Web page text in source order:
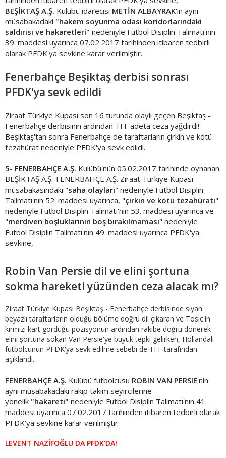
BEŞİKTAŞ A.Ş. Kulübü idarecisi METİN ALBAYRAK'ın aynı
müsabakadaki "hakem soyunma odası koridorlarındaki
saldırısı ve hakaretleri" nedeniyle Futbol Disiplin Talimatı'nın
39. maddesi uyarınca 07.02.2017 tarihinden itibaren tedbirli
olarak PFDK'ya sevkine karar verilmiştir.
Fenerbahçe Beşiktaş derbisi sonrası
PFDK'ya sevk edildi
Ziraat Türkiye Kupası son 16 turunda olaylı geçen Beşiktaş -
Fenerbahçe derbisinin ardından TFF adeta ceza yağdırdı!
Beşiktaş'tan sonra Fenerbahçe de taraftarların çirkin ve kötü
tezahürat nedeniyle PFDK'ya sevk edildi.
5- FENERBAHÇE A.Ş. Kulübü'nün 05.02.2017 tarihinde oynanan
BEŞİKTAŞ A.Ş.-FENERBAHÇE A.Ş. Ziraat Türkiye Kupası
müsabakasındaki "saha olayları" nedeniyle Futbol Disiplin
Talimatı'nın 52. maddesi uyarınca, "çirkin ve kötü tezahüratı"
nedeniyle Futbol Disiplin Talimatı'nın 53. maddesi uyarınca ve
"merdiven boşluklarının boş bırakılmaması" nedeniyle
Futbol Disiplin Talimatı'nın 49. maddesi uyarınca PFDK'ya
sevkine,
Robin Van Persie dil ve elini şortuna
sokma hareketi yüzünden ceza alacak mı?
Ziraat Türkiye Kupası Beşiktaş - Fenerbahçe derbisinde siyah
beyazlı taraftarların olduğu bölüme doğru dil çıkaran ve Tosic'in
kırmızı kart gördüğü pozisyonun ardından rakibe doğru dönerek
elini şortuna sokan Van Persie'ye büyük tepki gelirken, Hollandalı
futbolcunun PFDK'ya sevk edilme sebebi de TFF tarafından
açıklandı.
FENERBAHÇE A.Ş. Kulübü futbolcusu ROBIN VAN PERSIE'nin
aynı müsabakadaki rakip takım seyircilerine
yönelik "hakareti" nedeniyle Futbol Disiplin Talimatı'nın 41.
maddesi uyarınca 07.02.2017 tarihinden itibaren tedbirli olarak
PFDK'ya sevkine karar verilmiştir.
LEVENT NAZİFOĞLU DA PFDK'DA!